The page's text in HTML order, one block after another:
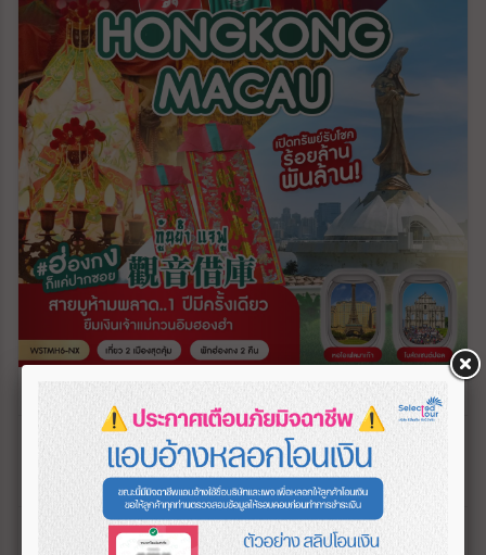
ทัวร์ฮ่องกง-มาเก๊า-กุ้นย้ำ แจฟู 3วัน 2คืน (NX)
HK_NX00027
3วัน 2คืน
01 มี.ค. 69 - 03 มี.ค. 70